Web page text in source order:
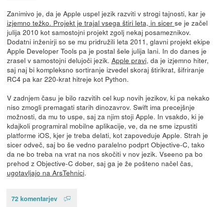
Zanimivo je, da je Apple uspel jezik razviti v strogi tajnosti, kar je
izjemno težko. Projekt je trajal vsega štiri leta, in sicer se je začel
julija 2010 kot samostojni projekt zgolj nekaj posameznikov.
Dodatni inženirji so se mu pridružili leta 2011, glavni projekt ekipe
Apple Developer Tools pa je postal šele julija lani. In do danes je
zrasel v samostojni delujoči jezik. Apple pravi, da je izjemno hiter,
saj naj bi kompleksno sortiranje izvedel skoraj štirikrat, šifriranje
RC4 pa kar 220-krat hitreje kot Python.
V zadnjem času je bilo razvitih cel kup novih jezikov, ki pa nekako
niso zmogli premagati starih dinozavrov. Swift ima precejšnje
možnosti, da mu to uspe, saj za njim stoji Apple. In vsakdo, ki je
kdajkoli programiral mobilne aplikacije, ve, da ne sme izpustiti
platforme iOS, kjer je treba delati, kot zapoveduje Apple. Strah je
sicer odveč, saj bo še vedno paralelno podprt Objective-C, tako
da ne bo treba na vrat na nos skočiti v nov jezik. Vseeno pa bo
prehod z Objective-C dober, saj ga je že pošteno načel čas,
ugotavljajo na ArsTehnici.
72 komentarjev